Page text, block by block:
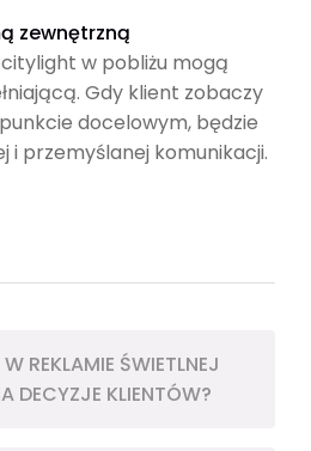
zewnętrzną
w pobliżu mogą
Gdy klient zobaczy
docelowym, będzie
i przemyślanej komunikacji.
REKLAMIE ŚWIETLNEJ
DECYZJE KLIENTÓW?